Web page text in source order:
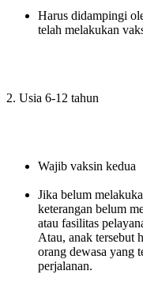
Harus didampingi
telah melakukan
2. Usia 6-12 tahun
Wajib vaksin kedua
Jika belum
keterangan belum
atau fasilitas
Atau, anak tersebut
orang dewasa yang
perjalanan.